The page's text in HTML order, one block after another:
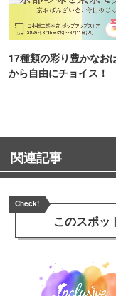
17種類の彩り豊かなお
から自由にチョイス！
関連記事
Check!
このスポッ